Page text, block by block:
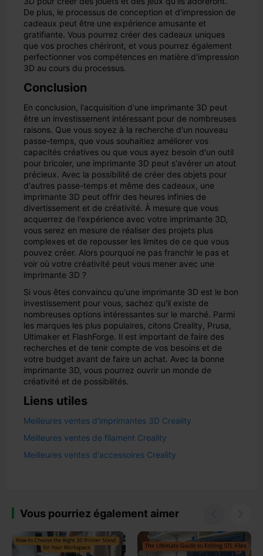
De plus, le processus de conception et d'impression de
cadeaux peut être une expérience amusante et
gratifiante. Vous pourrez créer des cadeaux uniques
que vos proches chériront, et vous pourrez également
perfectionner vos compétences en matière d'impression
3D au cours du processus.
Conclusion
En conclusion, l'acquisition d'une imprimante 3D peut
être un investissement intéressant pour de nombreuses
raisons. Que vous soyez à la recherche d'un nouveau
passe-temps, que vous souhaitiez améliorer vos
capacités créatives ou que vous ayez besoin d'un outil
pour bricoler, une imprimante 3D peut s'avérer un atout
précieux. Avec la possibilité de créer des objets pour
d'autres passe-temps et même des cadeaux, une
imprimante 3D peut offrir des heures infinies de
divertissement et de créativité. À mesure que vous
acquerrez de l'expérience avec votre imprimante 3D,
vous serez en mesure de réaliser des projets plus
complexes et de repousser les limites de ce que vous
pouvez créer. Alors pourquoi ne pas franchir le pas et
voir où votre créativité peut vous mener avec une
imprimante 3D ?
Si vous êtes convaincu qu'une imprimante 3D est le bon
investissement pour vous, sachez qu'il existe de
nombreuses options intéressantes sur le marché. Parmi
les marques les plus populaires, citons Creality, Prusa,
Ultimaker et FlashForge. Il est important de faire des
recherches et de tenir compte de vos besoins et de
votre budget avant de faire un achat. Avec la bonne
imprimante 3D, vous pourrez ouvrir un monde de
créativité et de possibilités.
Liens utiles
Meilleures ventes d'imprimantes 3D Creality
Meilleures ventes de filament Creality
Meilleures ventes d'accessoires Creality
Vous pourriez également aimer